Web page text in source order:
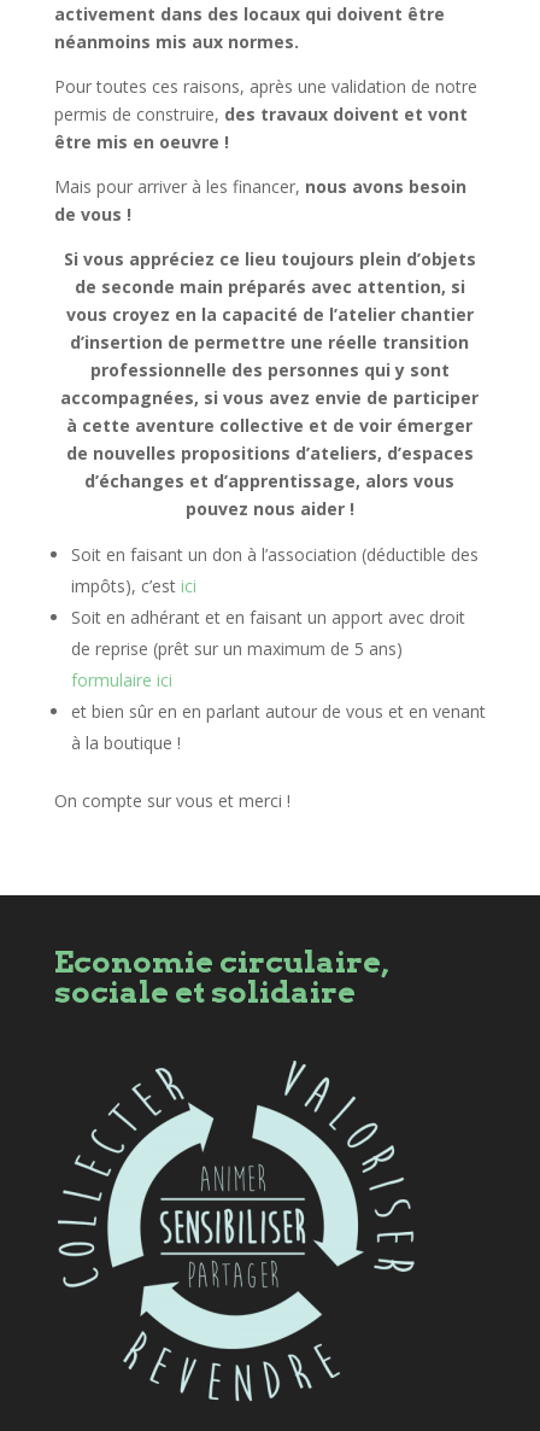
activement dans des locaux qui doivent être
néanmoins mis aux normes.
Pour toutes ces raisons, après une validation de notre
permis de construire, des travaux doivent et vont
être mis en oeuvre !
Mais pour arriver à les financer, nous avons besoin
de vous !
Si vous appréciez ce lieu toujours plein d’objets
de seconde main préparés avec attention, si
vous croyez en la capacité de l’atelier chantier
d’insertion de permettre une réelle transition
professionnelle des personnes qui y sont
accompagnées, si vous avez envie de participer
à cette aventure collective et de voir émerger
de nouvelles propositions d’ateliers, d’espaces
d’échanges et d’apprentissage, alors vous
pouvez nous aider !
Soit en faisant un don à l’association (déductible des
impôts), c’estici
Soit en adhérant et en faisant un apport avec droit
de reprise (prêt sur un maximum de 5 ans)
formulaire ici
et bien sûr en en parlant autour de vous et en venant
à la boutique !
On compte sur vous et merci !
Economie circulaire,
sociale et solidaire